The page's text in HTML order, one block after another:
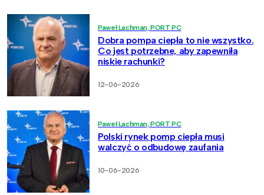
Paweł Lachman, PORT PC
Dobra pompa ciepła to nie wszystko.
Co jest potrzebne, aby zapewniła
niskie rachunki?
12-06-2026
Paweł Lachman, PORT PC
Polski rynek pomp ciepła musi
walczyć o odbudowę zaufania
10-06-2026